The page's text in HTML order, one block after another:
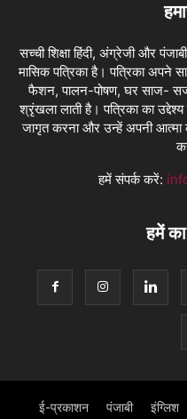
सच्ची शिक्षा हिंदी, अंग्रेजी और
मासिक पत्रिका है। पत्रिका अपने
फैशन, पालन-पोषण, घर साज-
श्रृंखला लाती है। पत्रिका का
जागृत करना और उन्हें अपनी
हमें संपर्क करें:
हमें
ई-प्रकाशन पंजाबी इंग्लिश